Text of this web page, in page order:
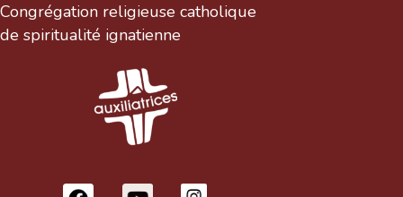
Congrégation religieuse catholique
de spiritualité ignatienne